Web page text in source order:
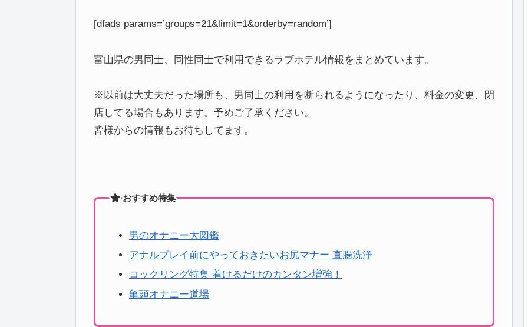
[dfads params=’groups=21&limit=1&orderby=random’]
富山県の男同士、同性同士で利用できるラブホテル情報をまとめています。
※以前は大丈夫だった場所も、男同士の利用を断られるようになったり、料金の変更、閉
店してる場合もあります。予めご了承ください。
皆様からの情報もお待ちしてます。
おすすめ特集
男のオナニー大図鑑
アナルプレイ前にやっておきたいお尻マナー 直腸洗浄
コックリング特集 着けるだけのカンタン増強！
亀頭オナニー道場